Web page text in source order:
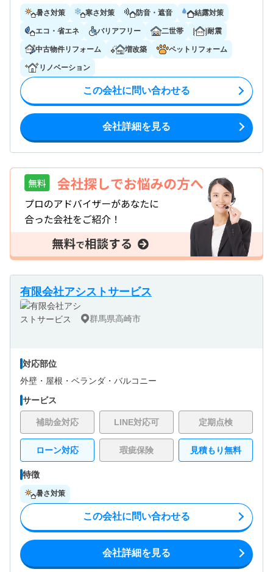
暑さ対策 寒さ対策 防音・遮音 結露対策
エコ・省エネ バリアフリー 二世帯 耐震
中古物件リフォーム 増改築 ペットリフォーム
リノベーション
この会社に問い合わせる
会社詳細を見る
有限会社アシストサービス
群馬県高崎市
対応部位
外壁・ 屋根・ ベランダ・バルコニー
サービス
補助金対応 LINE対応可 定期点検
ローン対応 瑕疵保険 見積もり無料
特徴
暑さ対策
この会社に問い合わせる
会社詳細を見る